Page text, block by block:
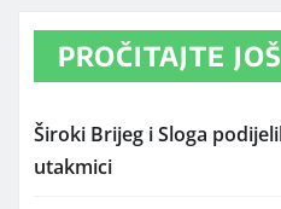
PROČITAJTE JOŠ
Široki Brijeg i Sloga
utakmici